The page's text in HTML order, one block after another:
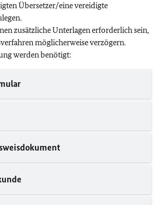
Übersetzer/eine vereidigte
zusätzliche Unterlagen erforderlich sein,
möglicherweise verzögern.
werden benötigt: